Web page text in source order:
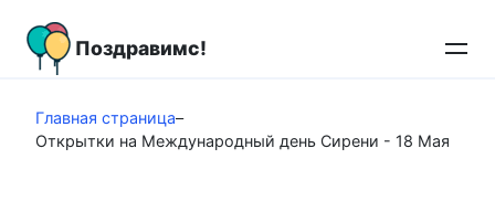
контенту
Поздравимс!
Главная страница–
Открытки на Международный день Сирени - 18 Мая